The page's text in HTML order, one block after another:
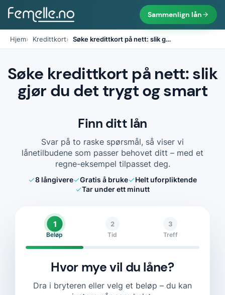
Sammenlign lån
Hjem Kredittkort Søke kredittkort på nett: slik g…
Søke kredittkort på nett: slik
gjør du det trygt og smart
Finn ditt lån
Svar på to raske spørsmål, så viser vi
lånetilbudene som passer behovet ditt – med et
regne-eksempel tilpasset deg.
8långivere Gratis å bruke
Helt uforpliktende
Tar under ett minutt
1
Beløp
2
Tid
3
Treff
Hvor mye vil du låne?
Dra i bryteren eller velg et beløp – du kan